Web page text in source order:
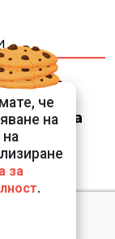
на
за
че
на
за
.